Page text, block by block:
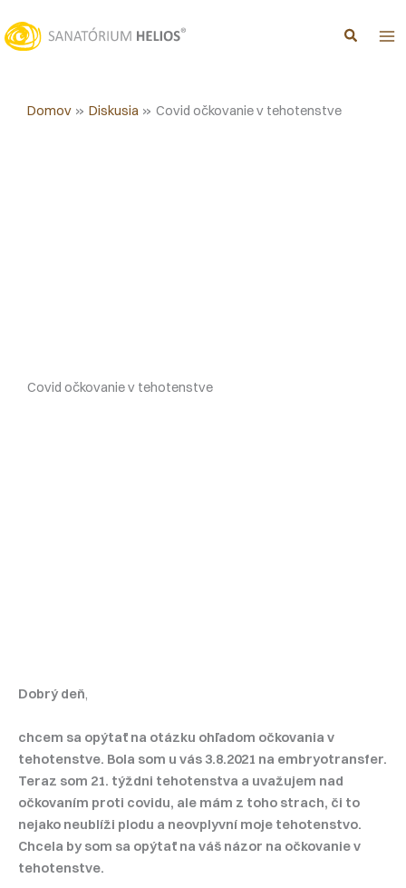
na
obsah
Domov Diskusia Covid očkovanie v tehotenstve
Covid očkovanie v tehotenstve
Dobrý deň,
chcem sa opýtať na otázku ohľadom očkovania v
tehotenstve. Bola som u vás 3.8.2021 na embryotransfer.
Teraz som 21. týždni tehotenstva a uvažujem nad
očkovaním proti covidu, ale mám z toho strach, či to
nejako neublíži plodu a neovplyvní moje tehotenstvo.
Chcela by som sa opýtať na váš názor na očkovanie v
tehotenstve.